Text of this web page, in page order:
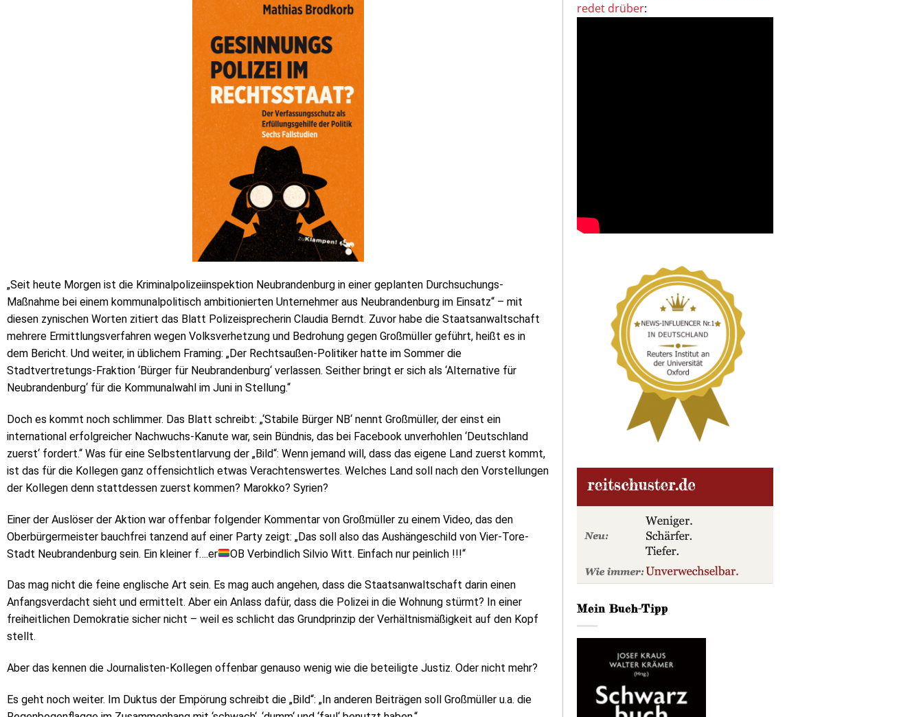
„Seit heute Morgen ist die Kriminalpolizeiinspektion Neubrandenburg in einer geplanten Durchsuchungs-
Maßnahme bei einem kommunalpolitisch ambitionierten Unternehmer aus Neubrandenburg im Einsatz“ – mit
diesen zynischen Worten zitiert das Blatt Polizeisprecherin Claudia Berndt. Zuvor habe die Staatsanwaltschaft
mehrere Ermittlungsverfahren wegen Volksverhetzung und Bedrohung gegen Großmüller geführt, heißt es in
dem Bericht. Und weiter, in üblichem Framing: „Der Rechtsaußen-Politiker hatte im Sommer die
Stadtvertretungs-Fraktion ‘Bürger für Neubrandenburg‘ verlassen. Seither bringt er sich als ‘Alternative für
Neubrandenburg‘ für die Kommunalwahl im Juni in Stellung.“
Doch es kommt noch schlimmer. Das Blatt schreibt: „‘Stabile Bürger NB‘ nennt Großmüller, der einst ein
international erfolgreicher Nachwuchs-Kanute war, sein Bündnis, das bei Facebook unverhohlen ‘Deutschland
zuerst‘ fordert.“ Was für eine Selbstentlarvung der „Bild“: Wenn jemand will, dass das eigene Land zuerst kommt,
ist das für die Kollegen ganz offensichtlich etwas Verachtenswertes. Welches Land soll nach den Vorstellungen
der Kollegen denn stattdessen zuerst kommen? Marokko? Syrien?
Einer der Auslöser der Aktion war offenbar folgender Kommentar von Großmüller zu einem Video, das den
Oberbürgermeister bauchfrei tanzend auf einer Party zeigt: „Das soll also das Aushängeschild von Vier-Tore-
Stadt Neubrandenburg sein. Ein kleiner f….er
OB Verbindlich Silvio Witt. Einfach nur peinlich !!!“
Das mag nicht die feine englische Art sein. Es mag auch angehen, dass die Staatsanwaltschaft darin einen
Anfangsverdacht sieht und ermittelt. Aber ein Anlass dafür, dass die Polizei in die Wohnung stürmt? In einer
freiheitlichen Demokratie sicher nicht – weil es schlicht das Grundprinzip der Verhältnismäßigkeit auf den Kopf
stellt.
Aber das kennen die Journalisten-Kollegen offenbar genauso wenig wie die beteiligte Justiz. Oder nicht mehr?
Es geht noch weiter. Im Duktus der Empörung schreibt die „Bild“: „In anderen Beiträgen soll Großmüller u.a. die
redet drüber:
Mein Buch-Tipp